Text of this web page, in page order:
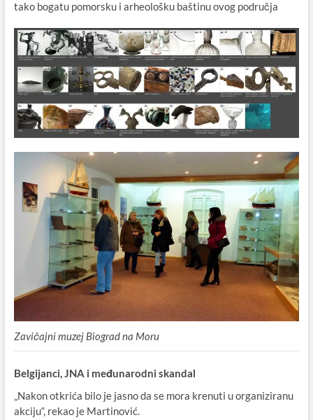
tako bogatu pomorsku i arheološku baštinu ovog područja
Zavičajni muzej Biograd na Moru
Belgijanci, JNA i međunarodni skandal
„Nakon otkrića bilo je jasno da se mora krenuti u organiziranu
akciju“, rekao je Martinović.